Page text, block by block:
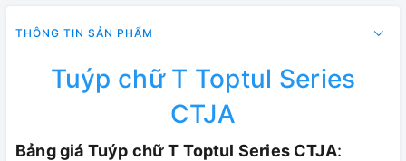
THÔNG TIN SẢN PHẨM
Tuýp chữ T Toptul Series
CTJA
Bảng giá Tuýp chữ T Toptul Series CTJA: